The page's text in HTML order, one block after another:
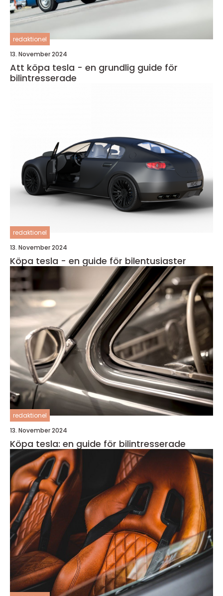
redaktionel
13. November 2024
Att köpa tesla - en grundlig guide för
bilintresserade
redaktionel
13. November 2024
Köpa tesla - en guide för bilentusiaster
redaktionel
13. November 2024
Köpa tesla: en guide för bilintresserade